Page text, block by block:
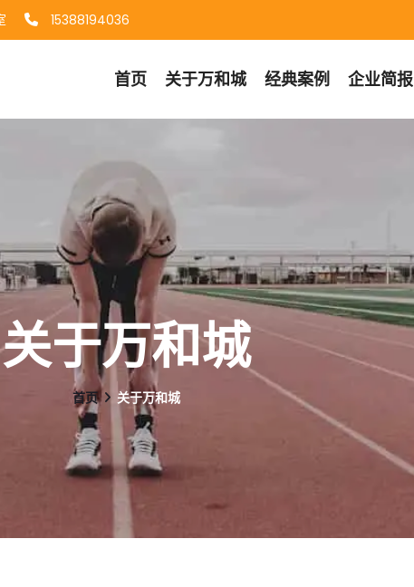
15388194036
首页 关于万和城 经典案例 企业简报
关于万和城
首页 关于万和城